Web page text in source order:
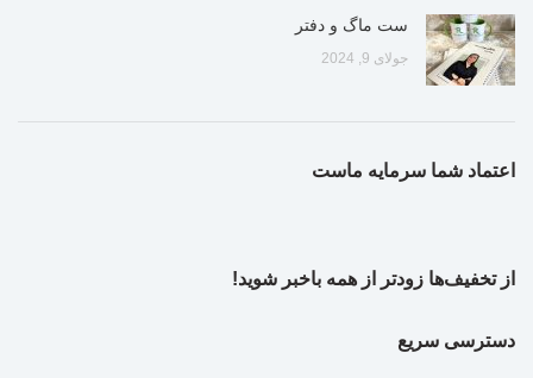
ست ماگ و دفتر
جولای 9, 2024
اعتماد شما سرمایه ماست
از تخفیف‌ها زودتر از همه باخبر شوید!
دسترسی سریع